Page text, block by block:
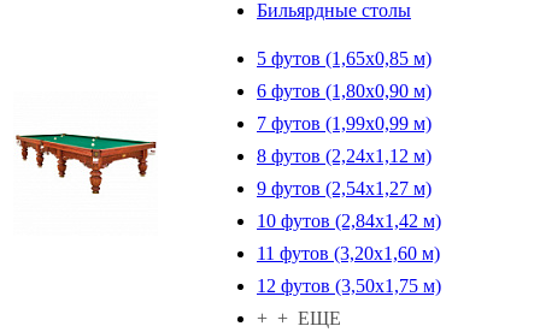
Бильярдные столы
5 футов (1,65х0,85 м)
6 футов (1,80х0,90 м)
7 футов (1,99х0,99 м)
8 футов (2,24х1,12 м)
9 футов (2,54х1,27 м)
10 футов (2,84х1,42 м)
11 футов (3,20х1,60 м)
12 футов (3,50х1,75 м)
+ + ЕЩЕ